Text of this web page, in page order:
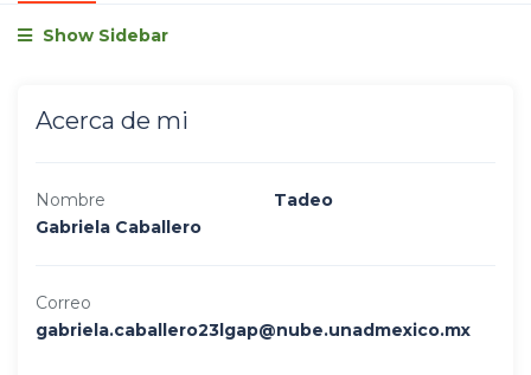
Show Sidebar
Acerca de mi
Nombre
Gabriela Caballero
Tadeo
Correo
gabriela.caballero23lgap@nube.unadmexico.mx